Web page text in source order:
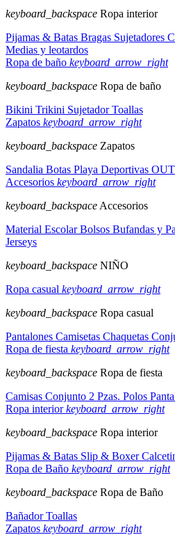
keyboard_backspace Ropa interior
Pijamas & Batas Bragas Sujetadores
Medias y leotardos
Ropa de baño keyboard_arrow_right
keyboard_backspace Ropa de baño
Bikini Trikini SujetadorToallas
Zapatos keyboard_arrow_right
keyboard_backspace Zapatos
Sandalia Botas Playa Deportivas
Accesorios keyboard_arrow_right
keyboard_backspace Accesorios
Material EscolarBolsos Bufandas y
Jerseys
keyboard_backspace NIÑO
Ropa casual keyboard_arrow_right
keyboard_backspace Ropa casual
Pantalones Camisetas Chaquetas
Ropa de fiesta keyboard_arrow_right
keyboard_backspace Ropa de fiesta
Camisas Conjunto 2 Pzas. Polos
Ropa interiorkeyboard_arrow_right
keyboard_backspace Ropa interior
Pijamas & Batas Slip & Boxer
Ropa de Baño keyboard_arrow_right
keyboard_backspace Ropa de Baño
BañadorToallas
Zapatos keyboard_arrow_right